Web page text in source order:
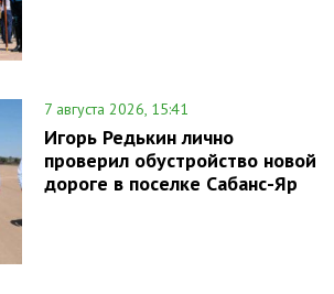
7 августа 2026, 15:41
Игорь Редькин лично
проверил обустройство новой
дороге в поселке Сабанс-Яр